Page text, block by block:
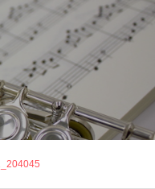
/home/users/0/music-
on line 29